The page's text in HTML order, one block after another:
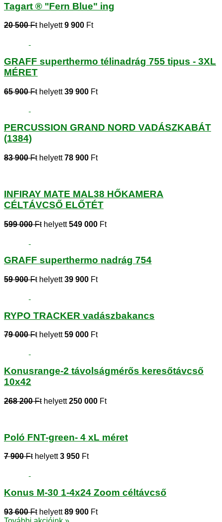
Tagart ® "Fern Blue" ing
20 500 Fthelyett9 900 Ft
GRAFF superthermo télinadrág 755 tipus - 3XL
MÉRET
65 900 Fthelyett39 900 Ft
PERCUSSION GRAND NORD VADÁSZKABÁT
(1384)
83 900 Fthelyett78 900 Ft
INFIRAY MATE MAL38 HŐKAMERA
CÉLTÁVCSŐ ELŐTÉT
599 000 Fthelyett549 000 Ft
GRAFF superthermo nadrág 754
59 900 Fthelyett39 900 Ft
RYPO TRACKER vadászbakancs
79 000 Fthelyett59 000 Ft
Konusrange-2 távolságmérős keresőtávcső
10x42
268 200 Fthelyett250 000 Ft
Poló FNT-green- 4 xL méret
7 900 Fthelyett3 950 Ft
Konus M-30 1-4x24 Zoom céltávcső
93 600 Fthelyett89 900 Ft